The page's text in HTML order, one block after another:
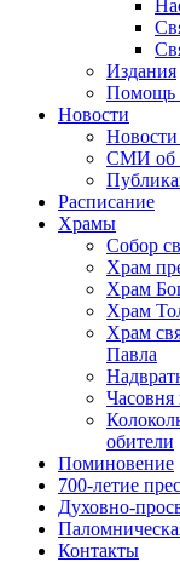
Издания
Помощь
Новости
СМИ об
Расписание
Храмы
Собор
Храм
Храм
Храм
Храм
Павла
Часовня
обители
Поминовение
700-летие
Духовно-
Контакты